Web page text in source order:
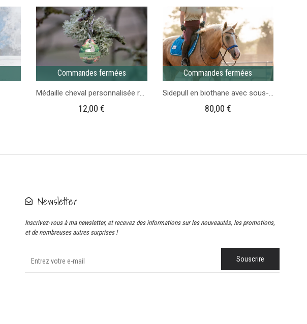
Lion
Gamme
Fairy
Tale
Bête
-
Gamme
Fairy
Tale
Commandes fermées
Médaille cheval personnalisée ronde Dessin de cheval
12,00€
Commandes fermées
Sidepull en biothane avec sous-ganache
80,00 €
Newsletter
Inscrivez-vous à ma newsletter, et recevez des informations sur les nouveautés, les promotions,
et de nombreuses autres surprises !